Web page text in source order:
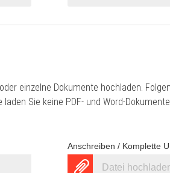
einzelne Dokumente hochladen.
laden Sie keine PDF- und Word-
Anschreiben / Komplette
Datei